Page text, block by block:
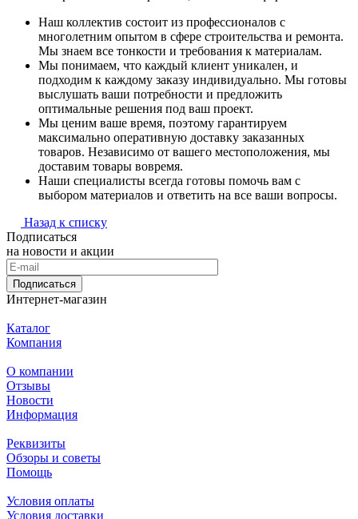
Наш коллектив состоит из профессионалов с
многолетним опытом в сфере строительства и ремонта.
Мы знаем все тонкости и требования к материалам.
Мы понимаем, что каждый клиент уникален, и
подходим к каждому заказу индивидуально. Мы готовы
выслушать ваши потребности и предложить
оптимальные решения под ваш проект.
Мы ценим ваше время, поэтому гарантируем
максимально оперативную доставку заказанных
товаров. Независимо от вашего местоположения, мы
доставим товары вовремя.
Наши специалисты всегда готовы помочь вам с
выбором материалов и ответить на все ваши вопросы.
Назад к списку
Подписаться
на новости и акции
Подписаться
Интернет-магазин
Каталог
Компания
О компании
Отзывы
Новости
Информация
Реквизиты
Обзоры и советы
Помощь
Условия оплаты
Условия доставки